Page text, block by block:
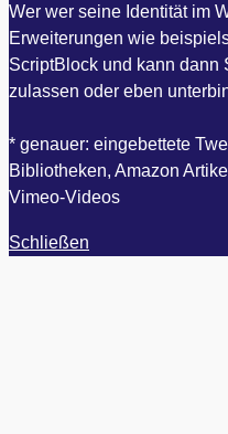
Wer wer seine Identität im
Erweiterungen wie
ScriptBlock und kann dann
zulassen oder eben
* genauer: eingebettete
Bibliotheken, Amazon
Vimeo-Videos
Schließen